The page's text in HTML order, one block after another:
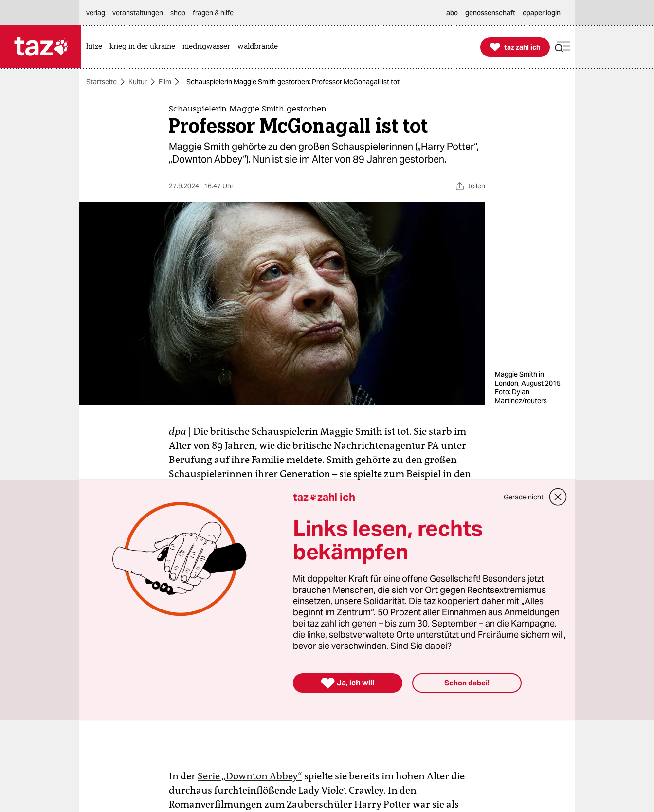
themen
verlag
veranstaltungen shop fragen & hilfe abo genossenschaft epaper login
hitze krieg in der ukraine niedrigwasser waldbrände 
taz zahl ich
taz zahl ich
Startseite Kultur Film Schauspielerin Maggie Smith gestorben: Professor McGonagall ist tot
Schauspielerin Maggie Smith gestorben
Professor McGonagall ist tot
Maggie Smith gehörte zu den großen Schauspielerinnen („Harry Potter“,
„Downton Abbey“). Nun ist sie im Alter von 89 Jahren gestorben.
27.9.2024 16:47 Uhr teilen
Maggie Smith in
London, August 2015
Foto: Dylan
Martinez/reuters
dpa | Die britische Schauspielerin Maggie Smith ist tot. Sie starb im
Alter von 89 Jahren, wie die britische Nachrichtenagentur PA unter
Berufung auf ihre Familie meldete. Smith gehörte zu den großen
Schauspielerinnen ihrer Generation – sie spielte zum Beispiel in den
Komödie „Sister Act – Eine himmlische Karriere“ mit.
Im Laufe ihrer Karriere gewann Smith mehrere Auszeichnungen.
Darunter waren gleich zwei Oscars der US-Filmakademie – für ihre
schauspielerische Leistung in den Filmen „Die besten Jahre der Miss
Jean Brodie“ und „Das verrückte California-Hotel“.
In der Serie „Downton Abbey“ spielte sie bereits im hohen Alter die
durchaus furchteinflößende Lady Violet Crawley. In den
Romanverfilmungen zum Zauberschüler Harry Potter war sie als
taz zahl ich Gerade nicht
Links lesen, rechts
bekämpfen
Mit doppelter Kraft für eine offene Gesellschaft! Besonders jetzt
brauchen Menschen, die sich vor Ort gegen Rechtsextremismus
einsetzen, unsere Solidarität. Die taz kooperiert daher mit „Alles
beginnt im Zentrum“. 50 Prozent aller Einnahmen aus Anmeldungen
bei taz zahl ich gehen – bis zum 30. September – an die Kampagne,
die linke, selbstverwaltete Orte unterstützt und Freiräume sichern will,
bevor sie verschwinden. Sind Sie dabei?
 Ja, ich will Schon dabei!